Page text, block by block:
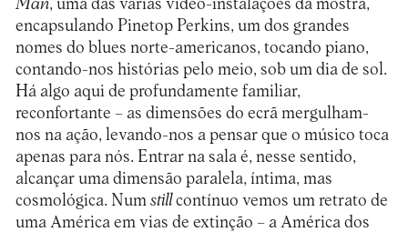
Man, uma das várias vídeo-instalações da mostra,
encapsulando Pinetop Perkins, um dos grandes
nomes do blues norte-americanos, tocando piano,
contando-nos histórias pelo meio, sob um dia de sol.
Há algo aqui de profundamente familiar,
reconfortante – as dimensões do ecrã mergulham-
nos na ação, levando-nos a pensar que o músico toca
apenas para nós. Entrar na sala é, nesse sentido,
alcançar uma dimensão paralela, íntima, mas
cosmológica. Num stillcontínuo vemos um retrato de
uma América em vias de extinção – a América dos